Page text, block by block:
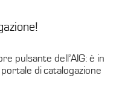
pulsante dell’AIG: è in
di catalogazione